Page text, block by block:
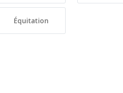
Équitation